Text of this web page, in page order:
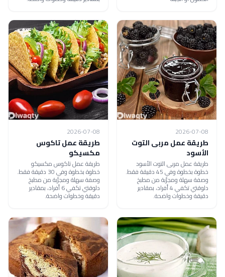
2026-07-08
طريقة عمل مربى التوت
الأسود
طريقة عمل مربى التوت الأسود
خطوة بخطوة وفي 45 دقيقة فقط.
وصفة سهلة ومجرّبة من مطبخ
دلوقتي تكفي 4 أفراد، بمقادير
دقيقة وخطوات واضحة.
2026-07-08
طريقة عمل تاكوس
مكسيكو
طريقة عمل تاكوس مكسيكو
خطوة بخطوة وفي 30 دقيقة فقط.
وصفة سهلة ومجرّبة من مطبخ
دلوقتي تكفي 6 أفراد، بمقادير
دقيقة وخطوات واضحة.